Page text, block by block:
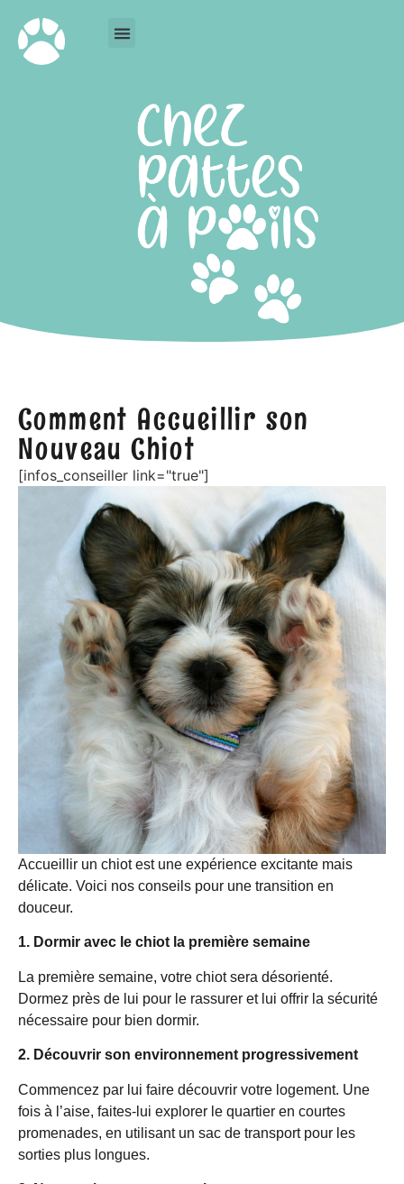
Comment Accueillir son
Nouveau Chiot
[infos_conseiller link="true"]
Accueillir un chiot est une expérience excitante mais
délicate. Voici nos conseils pour une transition en
douceur.
1. Dormir avec le chiot la première semaine
La première semaine, votre chiot sera désorienté.
Dormez près de lui pour le rassurer et lui offrir la sécurité
nécessaire pour bien dormir.
2. Découvrir son environnement progressivement
Commencez par lui faire découvrir votre logement. Une
fois à l’aise, faites-lui explorer le quartier en courtes
promenades, en utilisant un sac de transport pour les
sorties plus longues.